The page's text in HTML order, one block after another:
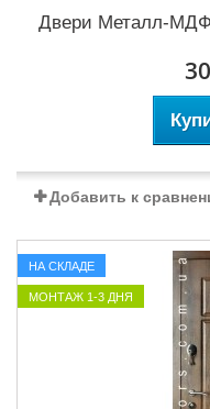
Двери Металл-МДФ
Добавить к
НА СКЛАДЕ
МОНТАЖ 1-3 ДНЯ